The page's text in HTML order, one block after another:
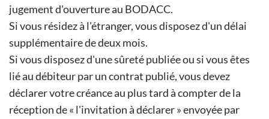
jugement d'ouverture au BODACC.
Si vous résidez à l'étranger, vous disposez d'un délai
supplémentaire de deux mois.
Si vous disposez d'une sûreté publiée ou si vous êtes
lié au débiteur par un contrat publié, vous devez
déclarer votre créance au plus tard à compter de la
réception de « l'invitation à déclarer » envoyée par